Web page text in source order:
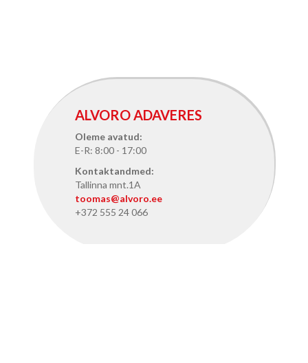
ALVORO ADAVERES
Oleme avatud:
E-R: 8:00 - 17:00
Kontaktandmed:
Tallinna mnt.1A
toomas@alvoro.ee
+372 555 24 066